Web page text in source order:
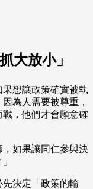
大放小」
想讓政策確實被執
為人需要被尊重，
，他們才會願意確
如果讓同仁參與決
決定「政策的輪